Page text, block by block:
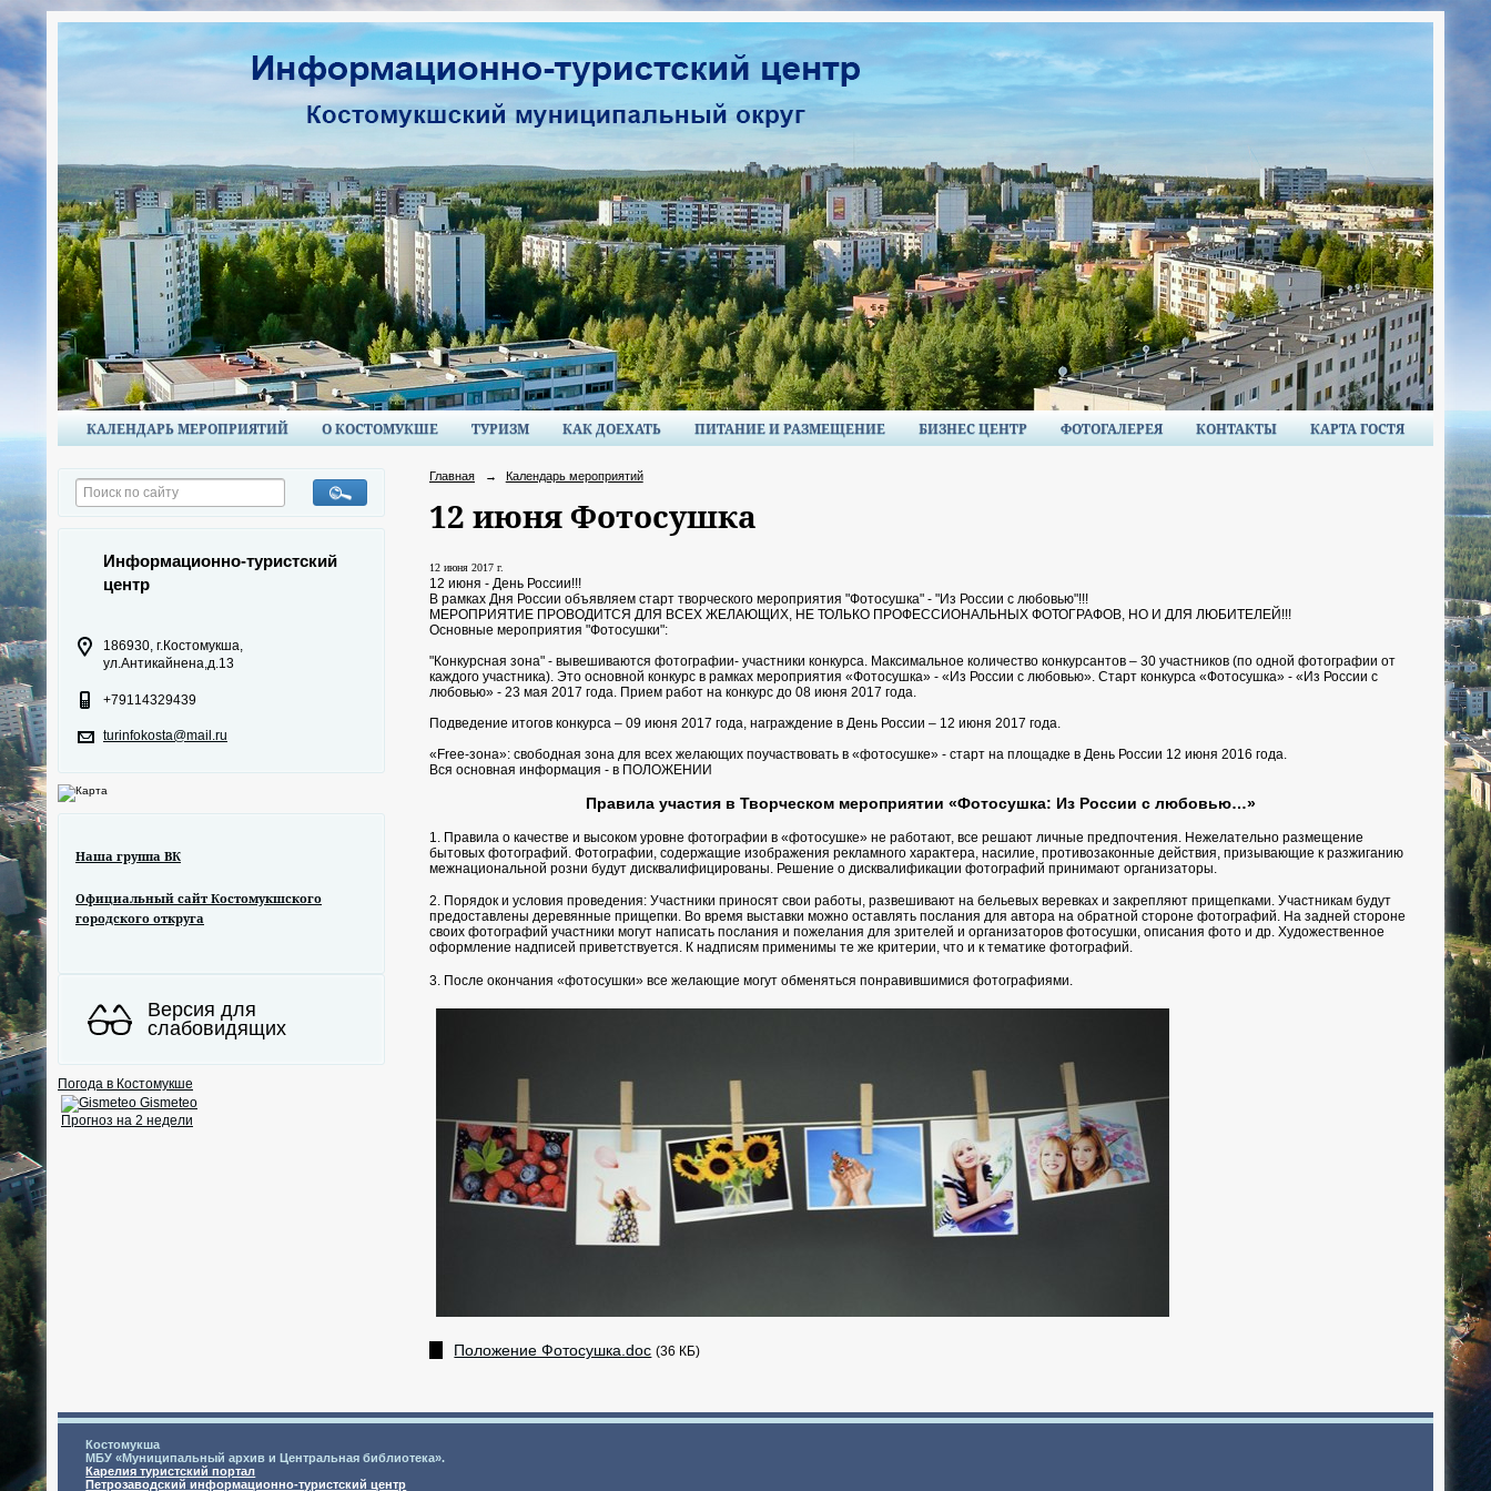
КАЛЕНДАРЬ МЕРОПРИЯТИЙ О КОСТОМУКШЕ ТУРИЗМ КАК ДОЕХАТЬ ПИТАНИЕ И РАЗМЕЩЕНИЕ БИЗНЕС ЦЕНТР ФОТОГАЛЕРЕЯ КОНТАКТЫ КАРТА ГОСТЯ
Информационно-туристский
центр
186930, г.Костомукша,
ул.Антикайнена,д.13
+79114329439
turinfokosta@mail.ru
Наша группа ВК
Официальный сайт Костомукшского
городского откруга
Версия для
слабовидящих
Погода в Костомукше
Gismeteo
Прогноз на 2 недели
Главная → Календарь мероприятий
12 июня Фотосушка
12 июня 2017 г.
12 июня - День России!!!
В рамках Дня России объявляем старт творческого мероприятия "Фотосушка" - "Из России с любовью"!!!
МЕРОПРИЯТИЕ ПРОВОДИТСЯ ДЛЯ ВСЕХ ЖЕЛАЮЩИХ, НЕ ТОЛЬКО ПРОФЕССИОНАЛЬНЫХ ФОТОГРАФОВ, НО И ДЛЯ ЛЮБИТЕЛЕЙ!!!
Основные мероприятия "Фотосушки":
"Конкурсная зона" - вывешиваются фотографии- участники конкурса. Максимальное количество конкурсантов – 30 участников (по одной фотографии от
каждого участника). Это основной конкурс в рамках мероприятия «Фотосушка» - «Из России с любовью». Старт конкурса «Фотосушка» - «Из России с
любовью» - 23 мая 2017 года. Прием работ на конкурс до 08 июня 2017 года.
Подведение итогов конкурса – 09 июня 2017 года, награждение в День России – 12 июня 2017 года.
«Free-зона»: свободная зона для всех желающих поучаствовать в «фотосушке» - старт на площадке в День России 12 июня 2016 года.
Вся основная информация - в ПОЛОЖЕНИИ
Правила участия в Творческом мероприятии «Фотосушка: Из России с любовью…»
1. Правила о качестве и высоком уровне фотографии в «фотосушке» не работают, все решают личные предпочтения. Нежелательно размещение
бытовых фотографий. Фотографии, содержащие изображения рекламного характера, насилие, противозаконные действия, призывающие к разжиганию
межнациональной розни будут дисквалифицированы. Решение о дисквалификации фотографий принимают организаторы.
2. Порядок и условия проведения: Участники приносят свои работы, развешивают на бельевых веревках и закрепляют прищепками. Участникам будут
предоставлены деревянные прищепки. Во время выставки можно оставлять послания для автора на обратной стороне фотографий. На задней стороне
своих фотографий участники могут написать послания и пожелания для зрителей и организаторов фотосушки, описания фото и др. Художественное
оформление надписей приветствуется. К надписям применимы те же критерии, что и к тематике фотографий.
3. После окончания «фотосушки» все желающие могут обменяться понравившимися фотографиями.
Положение Фотосушка.doc (36 КБ)
Костомукша
МБУ «Муниципальный архив и Центральная библиотека».
Карелия туристский портал
Петрозаводский информационно-туристский центр